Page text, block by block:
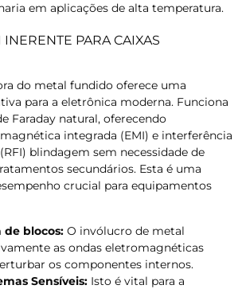
em aplicações de alta temperatura.
PARA CAIXAS
do metal fundido oferece uma
para a eletrônica moderna. Funciona
Faraday natural, oferecendo
integrada (EMI) e interferência
blindagem sem necessidade de
secundários. Esta é uma
crucial para equipamentos
blocos: O invólucro de metal
as ondas eletromagnéticas
os componentes internos.
Sensíveis: Isto é vital para a